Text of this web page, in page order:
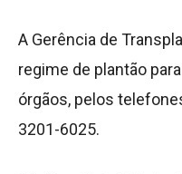
A Gerência de
regime de plantão
órgãos, pelos
3201-6025.